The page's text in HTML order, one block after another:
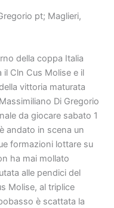
pt; Maglieri,
della coppa Italia
il Cln Cus Molise e il
vittoria maturata
Di Gregorio
da giocare sabato 1
andato in scena un
formazioni lottare su
ha mai mollato
alle pendici del
Molise, al triplice
è scattata la